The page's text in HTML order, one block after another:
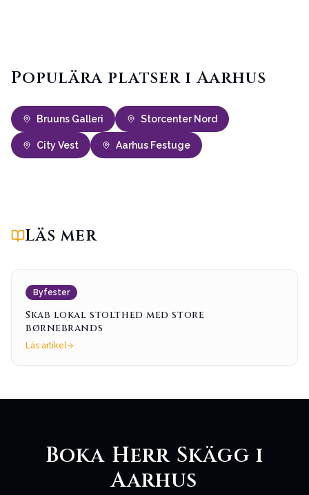
Populära platser i Aarhus
Bruuns Galleri Storcenter Nord
City Vest Aarhus Festuge
Läs mer
Byfester
Skab lokal stolthed med store
børnebrands
Läs artikel
Boka Herr Skägg i
Aarhus